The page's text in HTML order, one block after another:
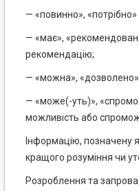
— «повинно»,
— «має»,
рекомендацію;
— «можна», «дозволено»
— «може(-уть)»,
можливість або
Інформацію, позначену
кращого розуміння чи
Розроблення та